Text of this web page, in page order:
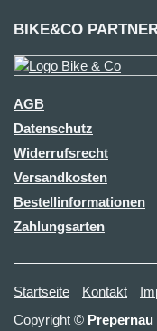
BIKE&CO
AGB
Datenschutz
Widerrufsrecht
Versandkosten
Bestellinformationen
Zahlungsarten
Startseite Kontakt
Copyright ©